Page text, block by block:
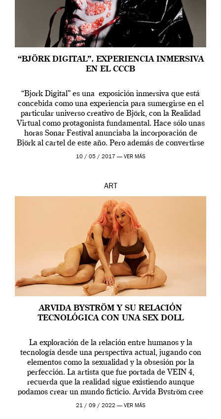
“BJÖRK DIGITAL”. EXPERIENCIA INMERSIVA
EN EL CCCB
“Bjork Digital” es una exposición inmersiva que está
concebida como una experiencia para sumergirse en el
particular universo creativo de Björk, con la Realidad
Virtual como protagonista fundamental. Hace sólo unas
horas Sonar Festival anunciaba la incorporación de
Björk al cartel de este año. Pero además de convertirse
en una de las actuaciones más relevantes […]
10 / 05 / 2017 — VER MÁS
ART
ARVIDA BYSTRÖM Y SU RELACIÓN
TECNOLÓGICA CON UNA SEX DOLL
La exploración de la relación entre humanos y la
tecnología desde una perspectiva actual, jugando con
elementos como la sexualidad y la obsesión por la
perfección. La artista que fue portada de VEIN 4,
recuerda que la realidad sigue existiendo aunque
podamos crear un mundo ficticio. Arvida Byström cree
que los humanos tienen un complejo […]
21 / 09 / 2022 — VER MÁS